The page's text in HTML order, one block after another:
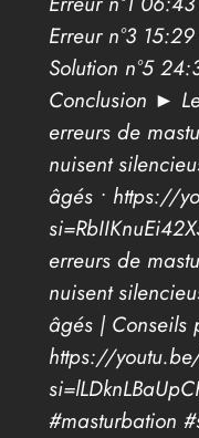
Erreur n°3
Solution n°5
Conclusion ►
erreurs de
nuisent
âgés • https://
erreurs de
nuisent
âgés | Conseils
https://
#masturbation